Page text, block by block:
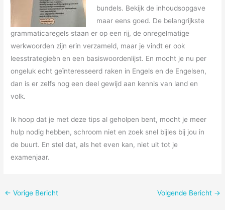
bundels. Bekijk de inhoudsopgave
maar eens goed. De belangrijkste
grammaticaregels staan er op een rij, de onregelmatige
werkwoorden zijn erin verzameld, maar je vindt er ook
leesstrategieën en een basiswoordenlijst. En mocht je nu per
ongeluk echt geïnteresseerd raken in Engels en de Engelsen,
dan is er zelfs nog een deel gewijd aan kennis van land en
volk.
Ik hoop dat je met deze tips al geholpen bent, mocht je meer
hulp nodig hebben, schroom niet en zoek snel bijles bij jou in
de buurt. En stel dat, als het even kan, niet uit tot je
examenjaar.
← Vorige Bericht Volgende Bericht →